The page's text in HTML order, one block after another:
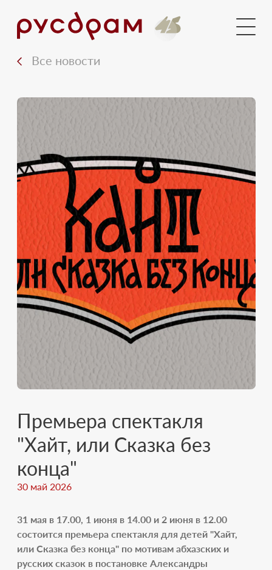
Документы
Все новости
Премьера спектакля
"Хайт, или Сказка без
конца"
30 май 2026
31 мая в 17.00, 1 июня в 14.00 и 2 июня в 12.00
состоится премьера спектакля для детей "Хайт,
или Сказка без конца" по мотивам абхазских и
русских сказок в постановке Александры